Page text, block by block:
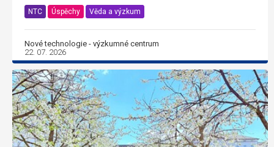
NTC Úspěchy Věda a výzkum
Nové technologie - výzkumné centrum
22. 07. 2026